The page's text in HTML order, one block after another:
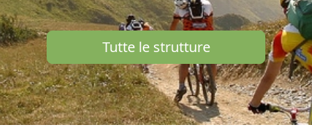
Tutte le strutture